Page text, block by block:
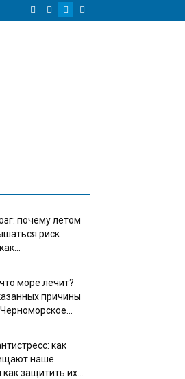
почему летом
риск
море лечит?
причины
как
наше
защитить их...